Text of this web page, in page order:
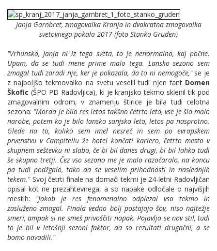
Janja Garnbret, zmagovalka Kranja in dvakratna zmagovalka
svetovnega pokala 2017 (foto Stanko Gruden)
"Vrhunsko, Janja ni iz tega sveta, to je nenormalno, kaj počne.
Upam, da se tudi mene prime malo tega. Lansko sezono sem
zmagal tudi zaradi nje, ker je pokazala, da to ni nemogoče,"se je
z najboljšo tekmovalko na svetu veselil tudi njen fant Domen
Škofic (ŠPO PD Radovljica), ki je kranjsko tekmo sklenil tik pod
zmagovalnim odrom, v znamenju štirice je bila tudi celotna
sezona: "Morda je bilo res letos takšno četrto leto, vse je šlo malo
narobe, potem ko je bilo lansko sanjsko leto, letos pa nasprotno.
Glede na to, koliko sem imel nesreč in sem po evropskem
prvenstvu v Campitellu že hotel končati kariero, četrto mesto v
skupnem seštevku ni slabo, če bi bil danes drugi, bi bil lahko tudi
še skupno tretji. Čez vso sezono me je malo razočaralo, na koncu
pa tudi podžgalo, tako da se veselim prihodnosti in naslednjih
tekem."Svoj četrti finale na domači tekmi je 24-letni Radovljičan
opisal kot ne prezahtevnega, a so napake odločale o najvišjih
mestih: "Jakob je res fenomenalno odplezal vso tekmo in
zasluženo zmagal. Finala vedno bolj postajajo šov, niso najtežje
smeri, ampak si ne smeš privoščiti napak. Pojavlja se nov stil, tudi
to je bil v letošnji sezoni faktor, da so rezultati drugačni, a se
bomo navadili."